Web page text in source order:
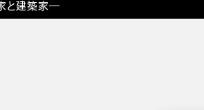
と建築家—